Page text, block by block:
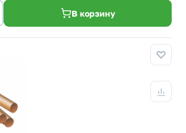
В корзину